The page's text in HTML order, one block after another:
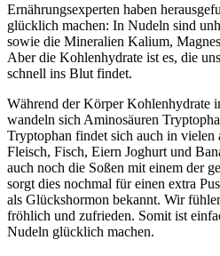
Ernährungsexperten haben
glücklich machen: In Nudeln sind
sowie die Mineralien Kalium,
Aber die Kohlenhydrate ist es, die
schnell ins Blut findet.
Während der Körper Kohlenhydrate
wandeln sich Aminosäuren
Tryptophan findet sich auch in vielen
Fleisch, Fisch, Eiern Joghurt und
auch noch die Soßen mit einem der
sorgt dies nochmal für einen extra
als Glückshormon bekannt. Wir
fröhlich und zufrieden. Somit ist
Nudeln glücklich machen.